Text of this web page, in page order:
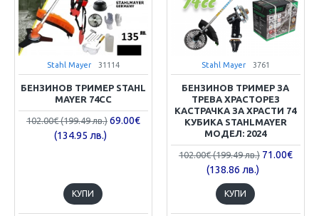
Stahl Mayer 31114
БЕНЗИНОВ ТРИМЕР STAHL
MAYER 74CC
102.00€ (199.49 лв.) 69.00€
(134.95 лв.)
КУПИ
Stahl Mayer 3761
БЕНЗИНОВ ТРИМЕР ЗА
ТРЕВА ХРАСТОРЕЗ
КАСТРАЧКА ЗА ХРАСТИ 74
КУБИКА STAHLMAYER
МОДЕЛ: 2024
102.00€ (199.49 лв.) 71.00€
(138.86 лв.)
КУПИ